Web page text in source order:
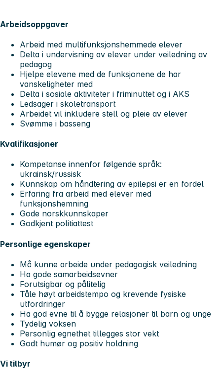
Arbeidsoppgaver
Arbeid med multifunksjonshemmede elever
Delta i undervisning av elever under veiledning av
pedagog
Hjelpe elevene med de funksjonene de har
vanskeligheter med
Delta i sosiale aktiviteter i friminuttet og i AKS
Ledsager i skoletransport
Arbeidet vil inkludere stell og pleie av elever
Svømme i basseng
Kvalifikasjoner
Kompetanse innenfor følgende språk:
ukrainsk/russisk
Kunnskap om håndtering av epilepsi er en fordel
Erfaring fra arbeid med elever med
funksjonshemning
Gode norskkunnskaper
Godkjent politiattest
Personlige egenskaper
Må kunne arbeide under pedagogisk veiledning
Ha gode samarbeidsevner
Forutsigbar og pålitelig
Tåle høyt arbeidstempo og krevende fysiske
utfordringer
Ha god evne til å bygge relasjoner til barn og unge
Tydelig voksen
Personlig egnethet tillegges stor vekt
Godt humør og positiv holdning
Vi tilbyr